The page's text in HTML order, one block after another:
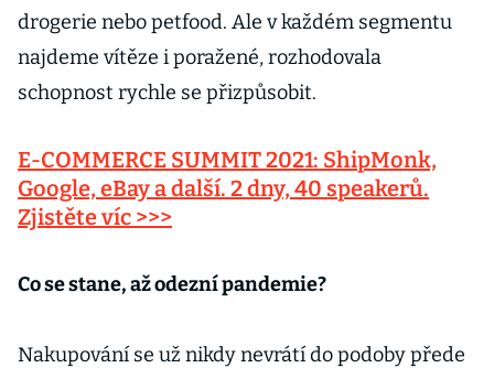
drogerie nebo petfood. Ale v každém segmentu
najdeme vítěze i poražené, rozhodovala
schopnost rychle se přizpůsobit.
E-COMMERCE SUMMIT 2021: ShipMonk,
Google, eBay a další. 2 dny, 40 speakerů.
Zjistěte víc >>>
Co se stane, až odezní pandemie?
Nakupování se už nikdy nevrátí do podoby přede